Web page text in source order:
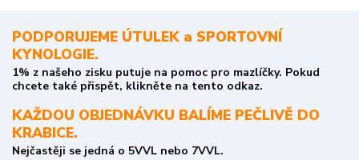
PODPORUJEME ÚTULEK a SPORTOVNÍ
KYNOLOGIE.
1% z našeho zisku putuje na pomoc pro mazlíčky. Pokud
chcete také přispět, klikněte na tento odkaz.
KAŽDOU OBJEDNÁVKU BALÍME PEČLIVĚ DO
KRABICE.
Nejčastěji se jedná o 5VVL nebo 7VVL.